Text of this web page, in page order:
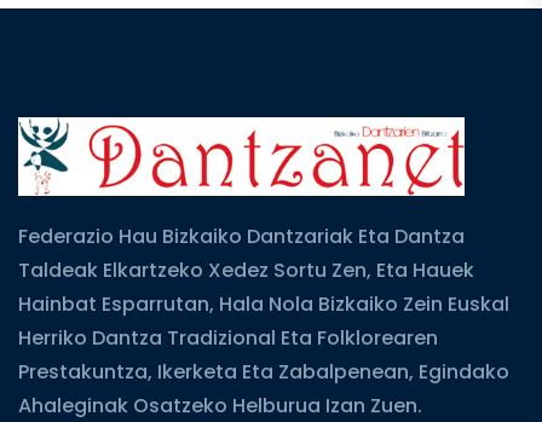
Federazio Hau Bizkaiko Dantzariak Eta Dantza
Taldeak Elkartzeko Xedez Sortu Zen, Eta Hauek
Hainbat Esparrutan, Hala Nola Bizkaiko Zein Euskal
Herriko Dantza Tradizional Eta Folklorearen
Prestakuntza, Ikerketa Eta Zabalpenean, Egindako
Ahaleginak Osatzeko Helburua Izan Zuen.